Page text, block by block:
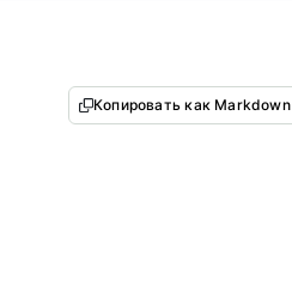
Копировать как Markdown